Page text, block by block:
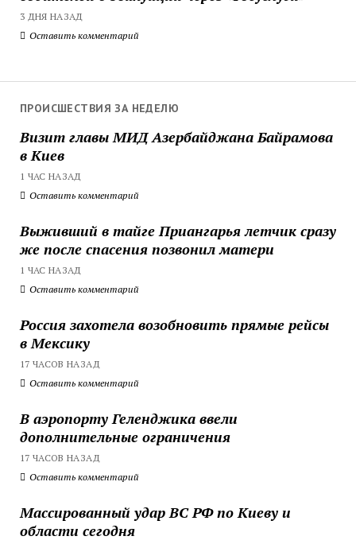
3 ДНЯ НАЗАД
Оставить комментарий
ПРОИСШЕСТВИЯ ЗА НЕДЕЛЮ
Визит главы МИД Азербайджана Байрамова
в Киев
1 ЧАС НАЗАД
Оставить комментарий
Выживший в тайге Приангарья летчик сразу
же после спасения позвонил матери
1 ЧАС НАЗАД
Оставить комментарий
Россия захотела возобновить прямые рейсы
в Мексику
17 ЧАСОВ НАЗАД
Оставить комментарий
В аэропорту Геленджика ввели
дополнительные ограничения
17 ЧАСОВ НАЗАД
Оставить комментарий
Массированный удар ВС РФ по Киеву и
области сегодня